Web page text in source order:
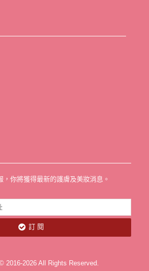
你將獲得最新的護膚及美妝消息。
訂 閱
2016-2026 All Rights Reserved.